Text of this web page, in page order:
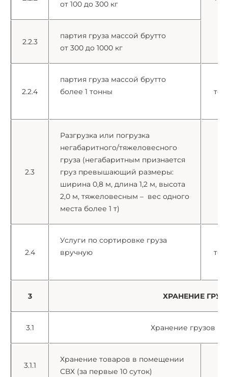
от 100 до 300 кг
2.2.3
партия груза массой брутто
от 300 до 1000 кг
2.2.4
партия груза массой брутто
более 1 тонны
2.3
Разгрузка или погрузка
негабаритного/тяжеловесного
груза (негабаритным признается
груз превышающий размеры:
ширина 0,8 м, длина 1,2 м, высота
2,0 м, тяжеловесным – вес одного
места более 1 т)
2.4
Услуги по сортировке груза
вручную
3 ХРАНЕНИЕ
3.1 Хранение грузов
3.1.1
Хранение товаров в помещении
СВХ (за первые 10 суток)